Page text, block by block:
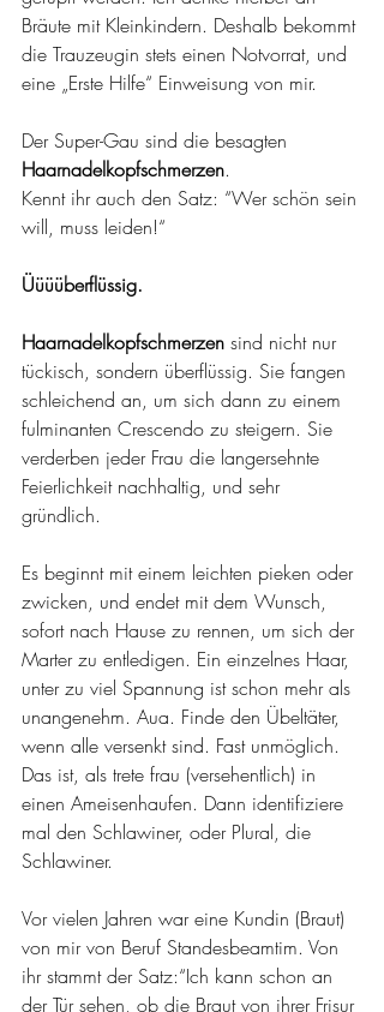
Bräute mit Kleinkindern. Deshalb bekommt
die Trauzeugin stets einen Notvorrat, und
eine „Erste Hilfe“ Einweisung von mir.
Der Super-Gau sind die besagten
Haarnadelkopfschmerzen.
Kennt ihr auch den Satz: “Wer schön sein
will, muss leiden!“
Üüüüberflüssig.
Haarnadelkopfschmerzen sind nicht nur
tückisch, sondern überflüssig. Sie fangen
schleichend an, um sich dann zu einem
fulminanten Crescendo zu steigern. Sie
verderben jeder Frau die langersehnte
Feierlichkeit nachhaltig, und sehr
gründlich.
Es beginnt mit einem leichten pieken oder
zwicken, und endet mit dem Wunsch,
sofort nach Hause zu rennen, um sich der
Marter zu entledigen. Ein einzelnes Haar,
unter zu viel Spannung ist schon mehr als
unangenehm. Aua. Finde den Übeltäter,
wenn alle versenkt sind. Fast unmöglich.
Das ist, als trete frau (versehentlich) in
einen Ameisenhaufen. Dann identifiziere
mal den Schlawiner, oder Plural, die
Schlawiner.
Vor vielen Jahren war eine Kundin (Braut)
von mir von Beruf Standesbeamtim. Von
ihr stammt der Satz:“Ich kann schon an
der Tür sehen, ob die Braut von ihrer Frisur